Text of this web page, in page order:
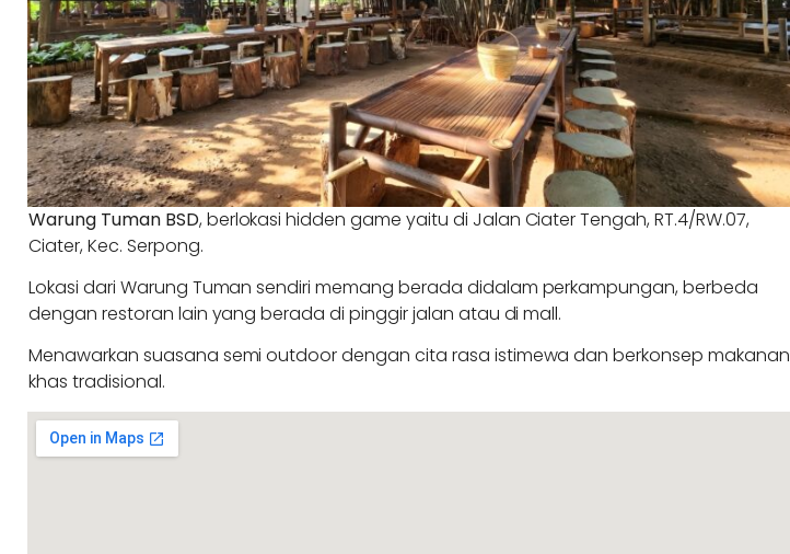
Warung Tuman BSD, berlokasi hidden game yaitu di Jalan Ciater Tengah, RT.4/RW.07,
Ciater, Kec. Serpong.
Lokasi dari Warung Tuman sendiri memang berada didalam perkampungan, berbeda
dengan restoran lain yang berada di pinggir jalan atau di mall.
Menawarkan suasana semi outdoor dengan cita rasa istimewa dan berkonsep makanan
khas tradisional.